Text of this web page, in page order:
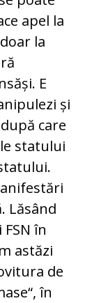
apel la
la
E
și
care
statului
Lăsând
în
astăzi
de
în